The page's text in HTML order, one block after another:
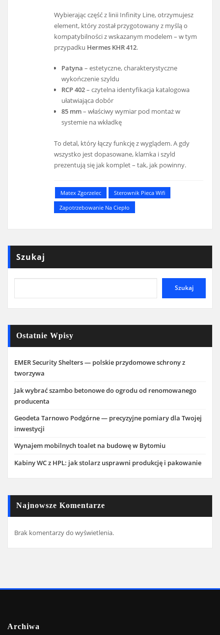
Wybierając część z linii Infinity Line, otrzymujesz
element, który został przygotowany z myślą o
kompatybilności z wskazanym modelem – w tym
przypadku Hermes KHR 412.
Patyna – estetyczne, charakterystyczne
wykończenie szyldu
RCP 402– czytelna identyfikacja katalogowa
ułatwiająca dobór
85 mm– właściwy wymiar pod montaż w
systemie na wkładkę
To detal, który łączy funkcję z wyglądem. A gdy
wszystko jest dopasowane, klamka i szyld
prezentują się jak komplet – tak, jak powinny.
Matex Zgorzelec
Sterownik Pieca Wifi
Zapotrzebowanie Na Ciepło
Szukaj
Szukaj
Ostatnie Wpisy
EMER Security Shelters — polskie przydomowe schrony z
tworzywa
Jak wybrać szambo betonowe do ogrodu od renomowanego
producenta
Geodeta Tarnowo Podgórne — precyzyjne pomiary dla Twojej
inwestycji
Wynajem mobilnych toalet na budowę w Bytomiu
Kabiny WC z HPL: jak stolarz usprawni produkcję i pakowanie
Najnowsze Komentarze
Brak komentarzy do wyświetlenia.
Archiwa